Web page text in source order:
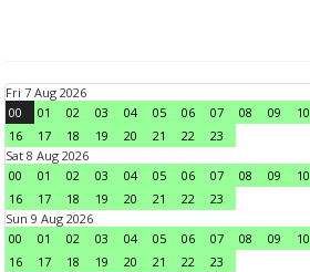
Fri 7 Aug 2026
00
01 02 03 04 05 06 07 08 09 10
16
17 18 19 20 21 22
23
Sat 8 Aug 2026
00
01 02 03 04 05 06 07 08 09 10
16
17 18 19 20 21 22
23
Sun 9 Aug 2026
00
01 02 03 04 05 06 07 08 09 10
16
17 18 19 20 21 22
23